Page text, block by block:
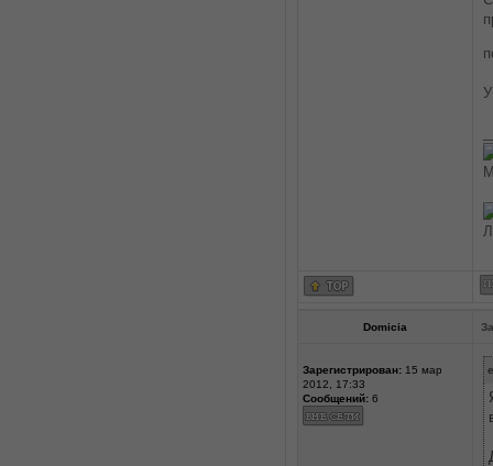
Domicia
Зарегистрирован:15 мар
2012, 17:33
Сообщений:6